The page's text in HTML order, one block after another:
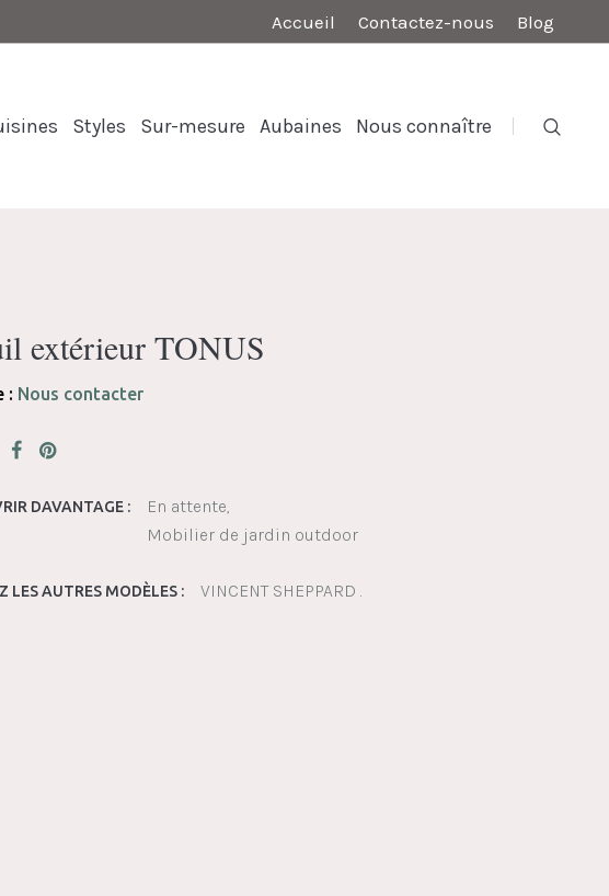
Accueil Contactez-nous Blog
Styles Sur-mesure Aubaines Nous connaître
extérieur TONUS
: Nous contacter
DAVANTAGE :
En attente
Mobilier de jardin outdoor
LES AUTRES MODÈLES : VINCENT SHEPPARD .